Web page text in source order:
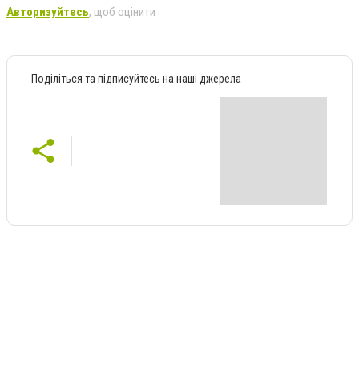
Авторизуйтесь, щоб оцінити
Поділіться та підписуйтесь на наші джерела